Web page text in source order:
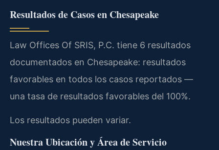
Resultados de Casos en Chesapeake
Law Offices Of SRIS, P.C. tiene 6 resultados
documentados en Chesapeake: resultados
favorables en todos los casos reportados —
una tasa de resultados favorables del 100%.
Los resultados pueden variar.
Nuestra Ubicación y Área de Servicio